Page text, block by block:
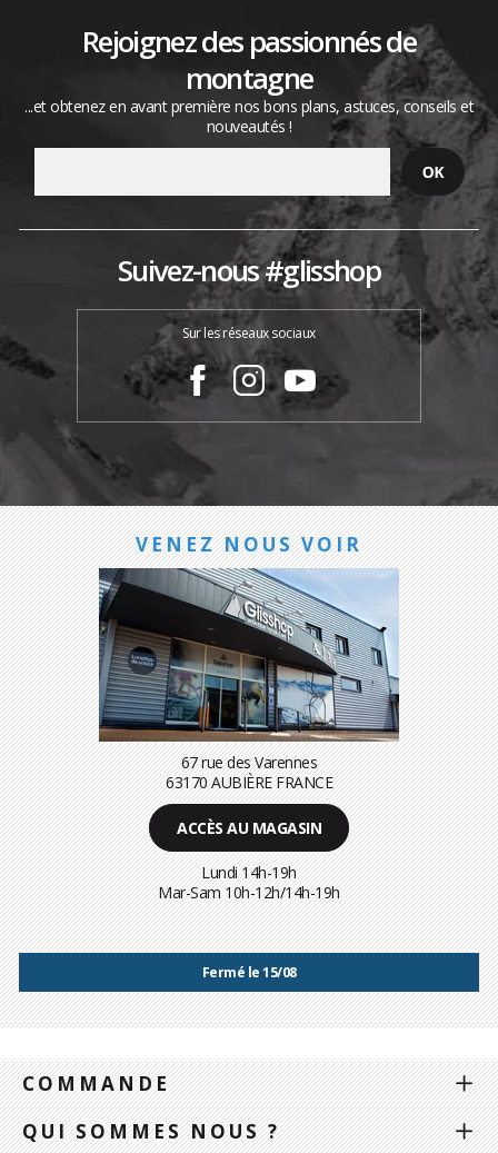
Rejoignez des passionnés de
montagne
...et obtenez en avant première nos bons plans, astuces, conseils et
nouveautés !
Suivez-nous #glisshop
Sur les réseaux sociaux
VENEZ NOUS VOIR
67 rue des Varennes
63170 AUBIÈRE FRANCE
ACCÈS AU MAGASIN
Lundi 14h-19h
Mar-Sam 10h-12h/14h-19h
Fermé le 15/08
COMMANDE
QUI SOMMES NOUS ?